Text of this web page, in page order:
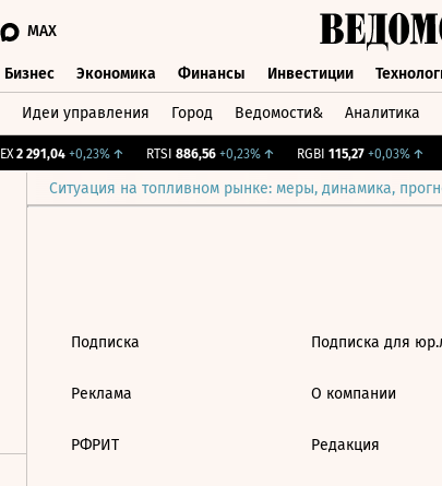
MAX
Бизнес Экономика Финансы Инвестиции
Идеи управления Город Ведомости& Аналитика
2 291,04 +0,23%↑ RTSI 886,56 +0,23%↑ RGBI 115,27 +0,03%↑
Ситуация на топливном рынке: меры, динамика,
Подписка
Реклама
РФРИТ
Подписка для
О компании
Редакция